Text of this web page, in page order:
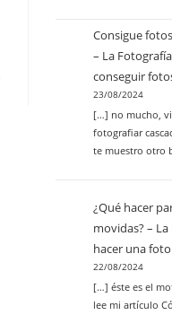
Consigue
– La
conseguir
23/08/2024
[…] no mucho,
fotografiar
te muestro otro
¿Qué hacer
movidas? –
hacer una
22/08/2024
[…] éste es el
lee mi artículo